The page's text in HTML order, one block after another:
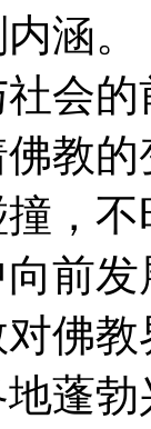
涵。
的
教
，
前
佛
蓬